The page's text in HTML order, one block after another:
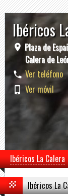
Ibéricos
Plaza de
Calera de
Ver teléfono
Ver móvil
Ibéricos La Calera
Ibéricos La